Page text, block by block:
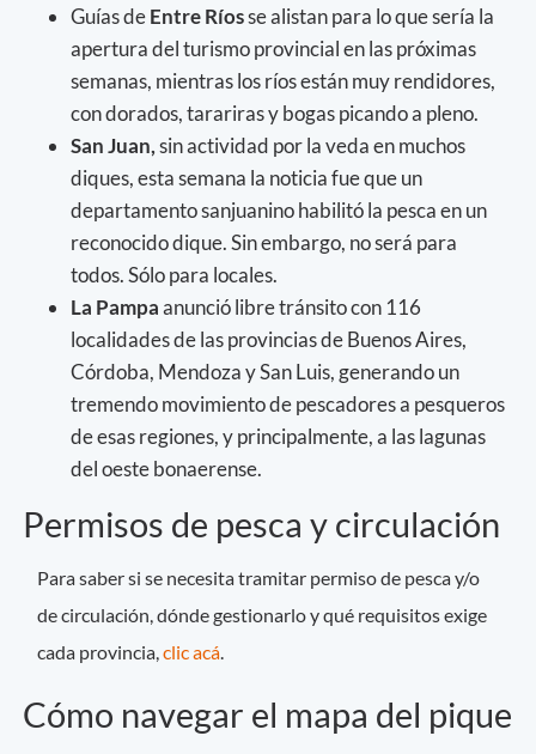
Guías deEntre Ríosse alistan para lo que sería la
apertura del turismo provincial en las próximas
semanas, mientras los ríos están muy rendidores,
con dorados, tarariras y bogas picando a pleno.
San Juan,sin actividad por la veda en muchos
diques, esta semana la noticia fue que un
departamento sanjuanino habilitó la pesca en un
reconocido dique. Sin embargo, no será para
todos. Sólo para locales.
La Pampaanunció libre tránsito con 116
localidades de las provincias de Buenos Aires,
Córdoba, Mendoza y San Luis, generando un
tremendo movimiento de pescadores a pesqueros
de esas regiones, y principalmente, a las lagunas
del oeste bonaerense.
Permisos de pesca y circulación
Para saber si se necesita tramitar permiso de pesca y/o
de circulación, dónde gestionarlo y qué requisitos exige
cada provincia,clic acá
Cómo navegar el mapa del pique